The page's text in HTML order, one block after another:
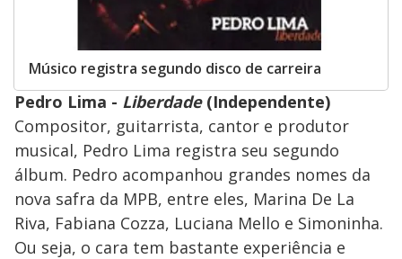
Músico registra segundo disco de carreira
Pedro Lima - Liberdade(Independente)
Compositor, guitarrista, cantor e produtor
musical, Pedro Lima registra seu segundo
álbum. Pedro acompanhou grandes nomes da
nova safra da MPB, entre eles, Marina De La
Riva, Fabiana Cozza, Luciana Mello e Simoninha.
Ou seja, o cara tem bastante experiência e